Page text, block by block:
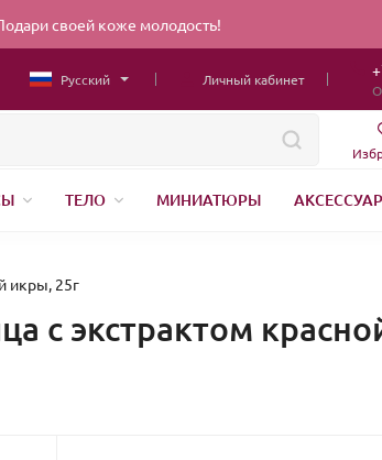
своей коже молодость!
Русский Личный кабинет
ТЕЛО МИНИАТЮРЫ
икры, 25г
с экстрактом